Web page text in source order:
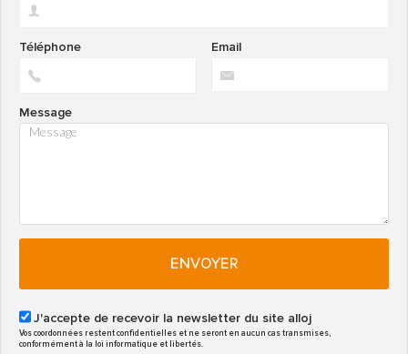
Email
Téléphone
Message
ENVOYER
J'accepte de recevoir la newsletter du site alloj
Vos coordonnées restent confidentielles et ne seront en aucun cas transmises,
conformément à la loi informatique et libertés.